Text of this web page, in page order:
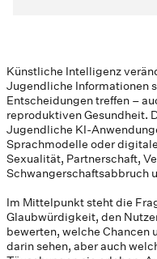
Künstliche Intelligenz
Jugendliche Informationen
Entscheidungen treffen –
reproduktiven Gesundheit.
Jugendliche KI-
Sprachmodelle oder
Sexualität, Partnerschaft,
Schwangerschaftsabbruch
Im Mittelpunkt steht die
Glaubwürdigkeit, den
bewerten, welche Chancen
darin sehen, aber auch